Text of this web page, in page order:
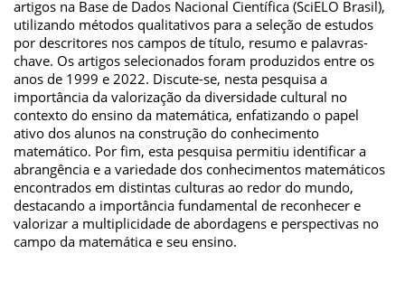
artigos na Base de Dados Nacional Científica (SciELO Brasil),
utilizando métodos qualitativos para a seleção de estudos
por descritores nos campos de título, resumo e palavras-
chave. Os artigos selecionados foram produzidos entre os
anos de 1999 e 2022. Discute-se, nesta pesquisa a
importância da valorização da diversidade cultural no
contexto do ensino da matemática, enfatizando o papel
ativo dos alunos na construção do conhecimento
matemático. Por fim, esta pesquisa permitiu identificar a
abrangência e a variedade dos conhecimentos matemáticos
encontrados em distintas culturas ao redor do mundo,
destacando a importância fundamental de reconhecer e
valorizar a multiplicidade de abordagens e perspectivas no
campo da matemática e seu ensino.